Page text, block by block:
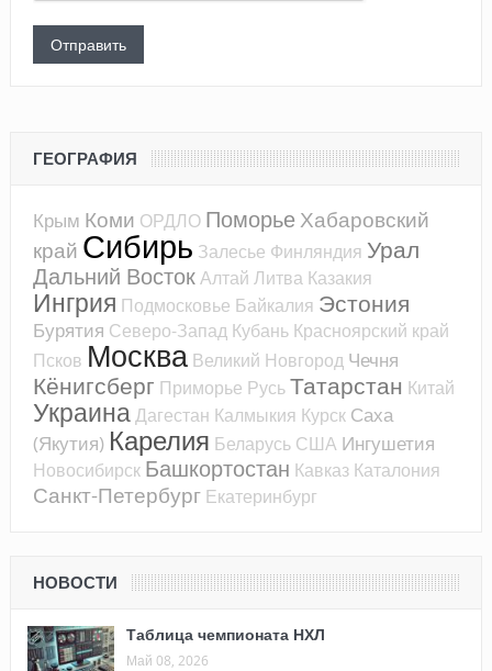
ГЕОГРАФИЯ
Крым Коми ОРДЛО Поморье Хабаровский
край Сибирь Залесье Финляндия Урал
Дальний ВостокАлтай Литва Казакия
Ингрия Подмосковье Байкалия Эстония
Бурятия Северо-Запад Кубань Красноярский край
Псков Москва Великий Новгород Чечня
Кёнигсберг Приморье РусьТатарстан Китай
УкраинаДагестан Калмыкия Курск Саха
(Якутия) Карелия Беларусь США Ингушетия
Новосибирск Башкортостан Кавказ Каталония
Санкт-Петербург Екатеринбург
НОВОСТИ
Таблица чемпионата НХЛ
Май 08, 2026